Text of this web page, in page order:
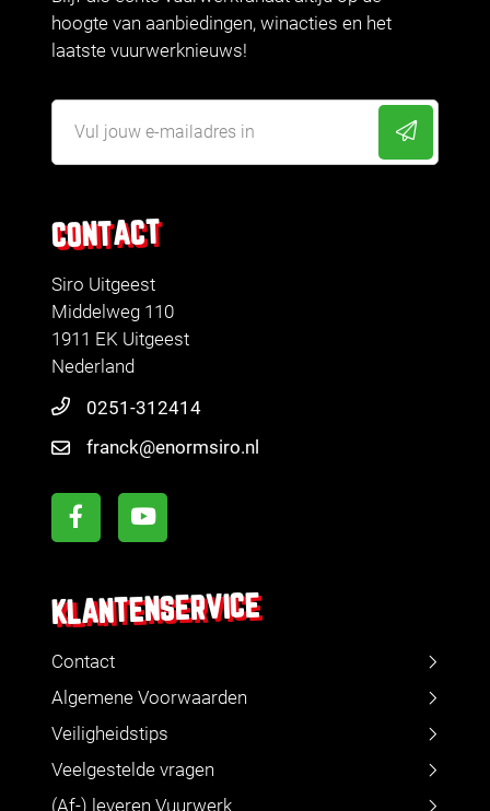
CONTACT
Siro Uitgeest
Middelweg 110
1911 EK Uitgeest
Nederland
0251-312414
franck@enormsiro.nl
KLANTENSERVICE
Contact
Algemene Voorwaarden
Veiligheidstips
Veelgestelde vragen
(Af-) leveren Vuurwerk
hoogte van aanbiedingen, winacties en het
laatste vuurwerknieuws!